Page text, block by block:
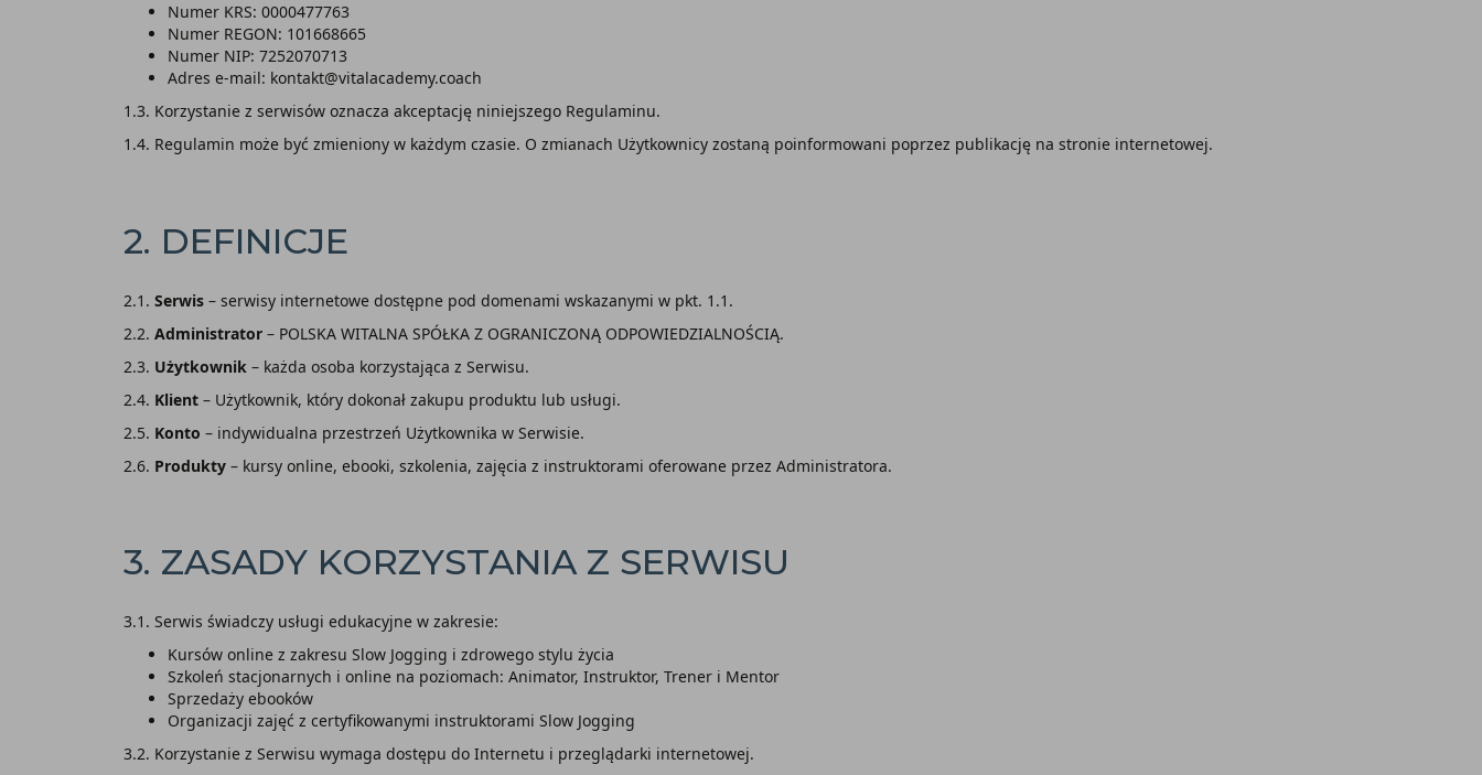
Numer KRS: 0000477763
Numer REGON: 101668665
Numer NIP: 7252070713
Adres e-mail: kontakt@vitalacademy.coach
1.3. Korzystanie z serwisów oznacza akceptację niniejszego Regulaminu.
1.4. Regulamin może być zmieniony w każdym czasie. O zmianach Użytkownicy zostaną poinformowani poprzez publikację na stronie internetowej.
2. DEFINICJE
2.1. Serwis – serwisy internetowe dostępne pod domenami wskazanymi w pkt. 1.1.
2.2. Administrator – POLSKA WITALNA SPÓŁKA Z OGRANICZONĄ ODPOWIEDZIALNOŚCIĄ.
2.3. Użytkownik – każda osoba korzystająca z Serwisu.
2.4. Klient – Użytkownik, który dokonał zakupu produktu lub usługi.
2.5. Konto – indywidualna przestrzeń Użytkownika w Serwisie.
2.6. Produkty – kursy online, ebooki, szkolenia, zajęcia z instruktorami oferowane przez Administratora.
3. ZASADY KORZYSTANIA Z SERWISU
3.1. Serwis świadczy usługi edukacyjne w zakresie:
Kursów online z zakresu Slow Jogging i zdrowego stylu życia
Szkoleń stacjonarnych i online na poziomach: Animator, Instruktor, Trener i Mentor
Sprzedaży ebooków
Organizacji zajęć z certyfikowanymi instruktorami Slow Jogging
3.2. Korzystanie z Serwisu wymaga dostępu do Internetu i przeglądarki internetowej.